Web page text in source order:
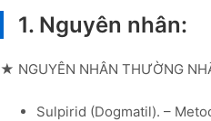
1. Nguyên nhân:
★ NGUYÊN NHÂN THƯỜNG
Sulpirid (Dogmatil). –